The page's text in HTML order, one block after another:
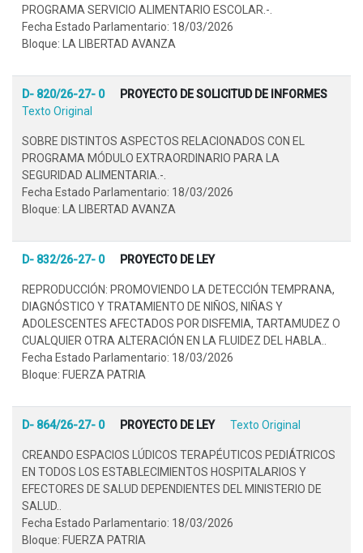
PROGRAMA SERVICIO ALIMENTARIO ESCOLAR.-.
Fecha Estado Parlamentario: 18/03/2026
Bloque: LA LIBERTAD AVANZA
D- 820/26-27- 0
PROYECTO DE SOLICITUD DE INFORMES
Texto Original
SOBRE DISTINTOS ASPECTOS RELACIONADOS CON EL
PROGRAMA MÓDULO EXTRAORDINARIO PARA LA
SEGURIDAD ALIMENTARIA.-.
Fecha Estado Parlamentario: 18/03/2026
Bloque: LA LIBERTAD AVANZA
D- 832/26-27- 0 PROYECTO DE LEY
REPRODUCCIÓN: PROMOVIENDO LA DETECCIÓN TEMPRANA,
DIAGNÓSTICO Y TRATAMIENTO DE NIÑOS, NIÑAS Y
ADOLESCENTES AFECTADOS POR DISFEMIA, TARTAMUDEZ O
CUALQUIER OTRA ALTERACIÓN EN LA FLUIDEZ DEL HABLA..
Fecha Estado Parlamentario: 18/03/2026
Bloque: FUERZA PATRIA
D- 864/26-27- 0 PROYECTO DE LEY Texto Original
CREANDO ESPACIOS LÚDICOS TERAPÉUTICOS PEDIÁTRICOS
EN TODOS LOS ESTABLECIMIENTOS HOSPITALARIOS Y
EFECTORES DE SALUD DEPENDIENTES DEL MINISTERIO DE
SALUD..
Fecha Estado Parlamentario: 18/03/2026
Bloque: FUERZA PATRIA